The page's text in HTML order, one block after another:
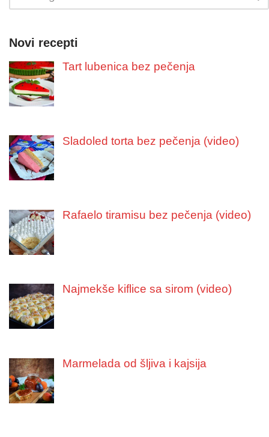
Novi recepti
Tart lubenica bez pečenja
Sladoled torta bez pečenja (video)
Rafaelo tiramisu bez pečenja (video)
Najmekše kiflice sa sirom (video)
Marmelada od šljiva i kajsija